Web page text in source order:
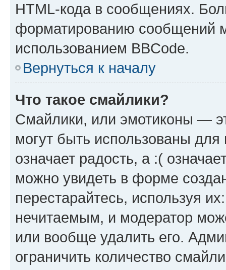
HTML-кода в сообщениях.
форматированию сообщений
использованием BBCode.
Вернуться к началу
Что такое смайлики?
Смайлики, или эмотиконы —
могут быть использованы
означает радость, а :(
можно увидеть в форме
перестарайтесь, используя
нечитаемым, и модератор
или вообще удалить его.
ограничить количество